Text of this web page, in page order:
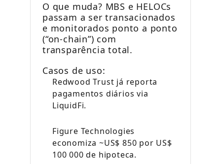
O que muda? MBS e HELOCs
passam a ser transacionados
e monitorados ponto a ponto
(“on-chain”) com
transparência total.
Casos de uso:
Redwood Trust já reporta
pagamentos diários via
LiquidFi.
Figure Technologies
economiza ~US$ 850 por US$
100 000 de hipoteca.